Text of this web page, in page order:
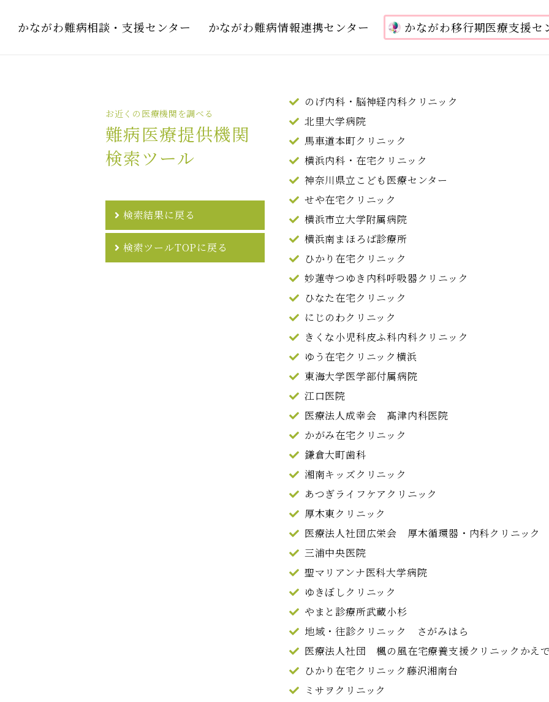
かながわ難病相談・支援センター かながわ難病情報連携センター かながわ移行期医療支援セ
のげ内科・脳神経内科クリニック
北里大学病院
馬車道本町クリニック
横浜内科・在宅クリニック
神奈川県立こども医療センター
せや在宅クリニック
横浜市立大学附属病院
横浜南まほろば診療所
ひかり在宅クリニック
妙蓮寺つゆき内科呼吸器クリニック
ひなた在宅クリニック
にじのわクリニック
きくな小児科皮ふ科内科クリニック
ゆう在宅クリニック横浜
東海大学医学部付属病院
江口医院
医療法人成幸会 髙津内科医院
かがみ在宅クリニック
鎌倉大町歯科
湘南キッズクリニック
あつぎライフケアクリニック
厚木東クリニック
医療法人社団広栄会 厚木循環器・内科クリニック
三浦中央医院
聖マリアンナ医科大学病院
ゆきぼしクリニック
やまと診療所武蔵小杉
地域・往診クリニック さがみはら
医療法人社団 楓の風在宅療養支援クリニックかえ
ひかり在宅クリニック藤沢湘南台
ミサヲクリニック
お近くの医療機関を調べる
難病医療提供機関
検索ツール
検索結果に戻る
検索ツールTOPに戻る